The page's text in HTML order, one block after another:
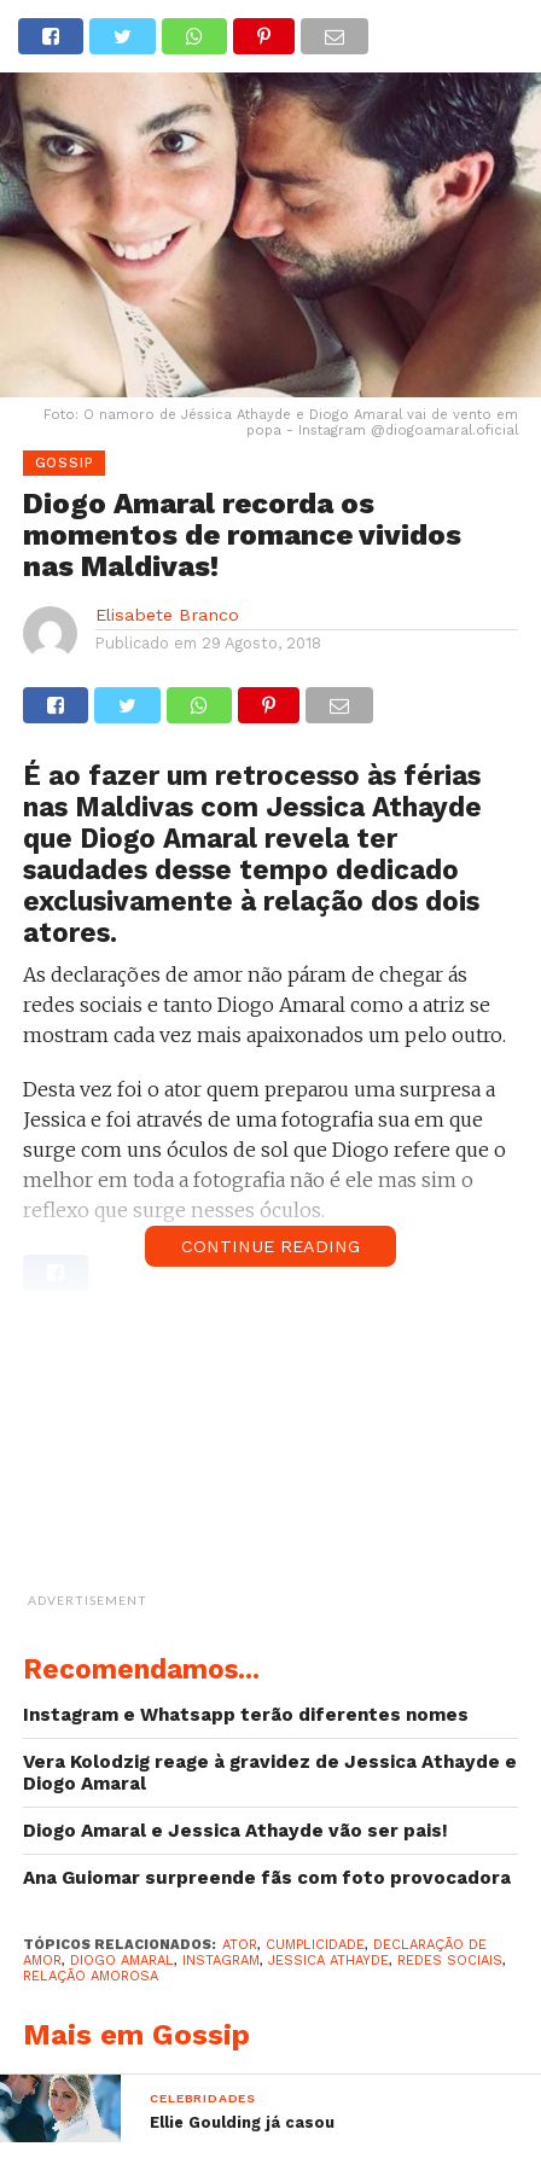
Foto: O namoro de Jéssica Athayde e Diogo Amaral vai de vento em
popa - Instagram @diogoamaral.oficial
GOSSIP
Diogo Amaral recorda os
momentos de romance vividos
nas Maldivas!
Elisabete Branco
Publicado em 29 Agosto, 2018
É ao fazer um retrocesso às férias
nas Maldivas com Jessica Athayde
que Diogo Amaral revela ter
saudades desse tempo dedicado
exclusivamente à relação dos dois
atores.
As declarações de amor não páram de chegar ás
redes sociais e tanto Diogo Amaral como a atriz se
mostram cada vez mais apaixonados um pelo outro.
Desta vez foi o ator quem preparou uma surpresa a
Jessica e foi através de uma fotografia sua em que
surge com uns óculos de sol que Diogo refere que o
melhor em toda a fotografia não é ele mas sim o
reflexo que surge nesses óculos.
Relacionado:Jessica Athayde acompanha Diogo
CONTINUE READING
ADVERTISEMENT
Recomendamos...
Instagram e Whatsapp terão diferentes nomes
Vera Kolodzig reage à gravidez de Jessica Athayde e
Diogo Amaral
Diogo Amaral e Jessica Athayde vão ser pais!
Ana Guiomar surpreende fãs com foto provocadora
TÓPICOS RELACIONADOS: ATOR, CUMPLICIDADE, DECLARAÇÃO DE
AMOR, DIOGO AMARAL, INSTAGRAM, JESSICA ATHAYDE, REDES SOCIAIS,
RELAÇÃO AMOROSA
Mais em Gossip
CELEBRIDADES
Ellie Goulding já casou